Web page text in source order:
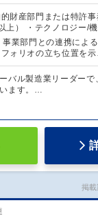
的財産部門または特許
上） ・テクノロジー/
事業部門との連携によ
ォリオの立ち位置を
バル製造業リーダー
ます。…
掲載